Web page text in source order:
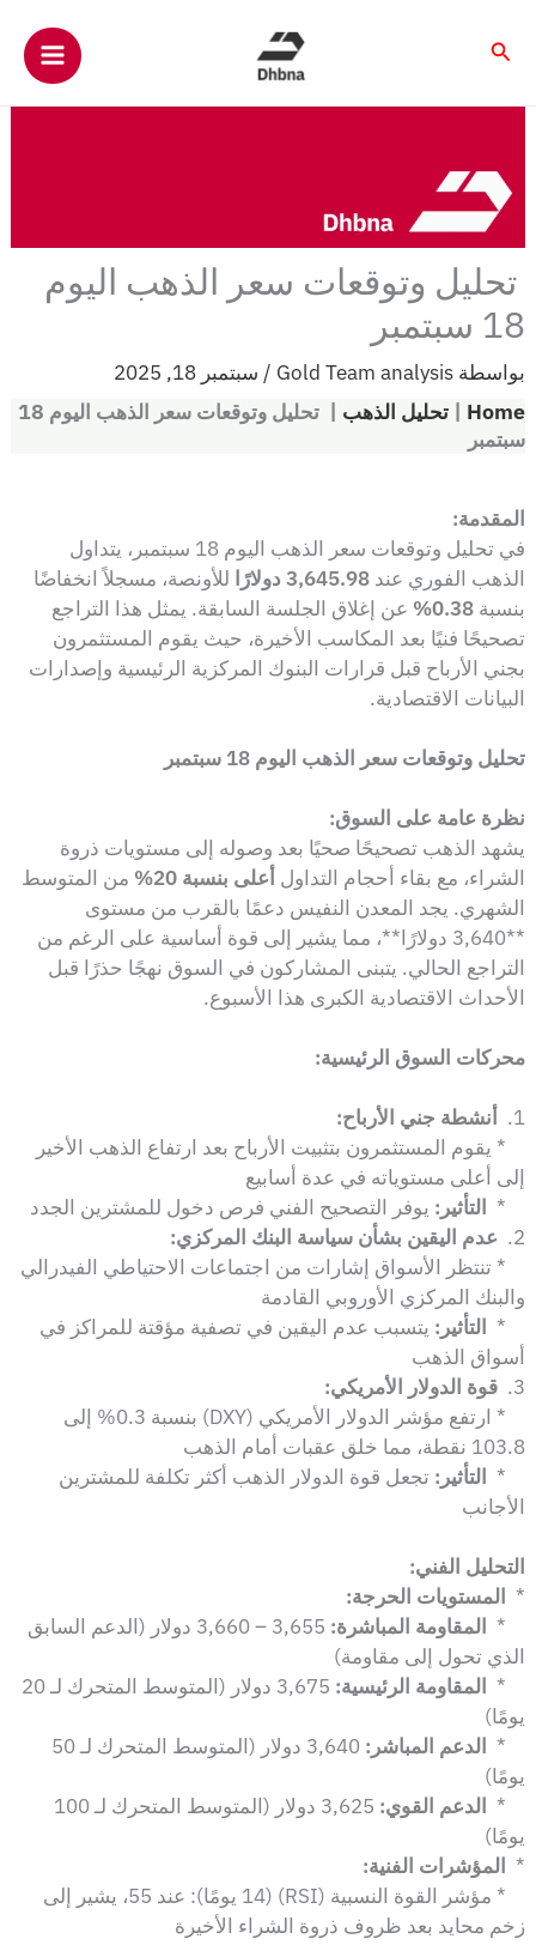
البحث
تحليل وتوقعات سعر الذهب اليوم
18 سبتمبر
بواسطة Gold Team analysis
/ سبتمبر 18, 2025
Home
|تحليل الذهب |
تحليل وتوقعات سعر الذهب اليوم 18
سبتمبر
المقدمة:
في تحليل وتوقعات سعر الذهب اليوم 18 سبتمبر، يتداول
الذهب الفوري عند 3,645.98 دولارًا
للأونصة، مسجلاً انخفاضًا
بنسبة 0.38%
عن إغلاق الجلسة السابقة. يمثل هذا التراجع
تصحيحًا فنيًا بعد المكاسب الأخيرة، حيث يقوم المستثمرون
بجني الأرباح قبل قرارات البنوك المركزية الرئيسية وإصدارات
البيانات الاقتصادية.
تحليل وتوقعات سعر الذهب اليوم 18 سبتمبر
نظرة عامة على السوق:
يشهد الذهب تصحيحًا صحيًا بعد وصوله إلى مستويات ذروة
الشراء، مع بقاء أحجام التداول أعلى بنسبة 20%
من المتوسط
الشهري. يجد المعدن النفيس دعمًا بالقرب من مستوى
**3,640 دولارًا**، مما يشير إلى قوة أساسية على الرغم من
التراجع الحالي. يتبنى المشاركون في السوق نهجًا حذرًا قبل
الأحداث الاقتصادية الكبرى هذا الأسبوع.
محركات السوق الرئيسية:
1.
أنشطة جني الأرباح:
* يقوم المستثمرون بتثبيت الأرباح بعد ارتفاع الذهب الأخير
إلى أعلى مستوياته في عدة أسابيع
* التأثير: يوفر التصحيح الفني فرص دخول للمشترين الجدد
2.
عدم اليقين بشأن سياسة البنك المركزي:
* تنتظر الأسواق إشارات من اجتماعات الاحتياطي الفيدرالي
والبنك المركزي الأوروبي القادمة
* التأثير: يتسبب عدم اليقين في تصفية مؤقتة للمراكز في
أسواق الذهب
3.
قوة الدولار الأمريكي:
* ارتفع مؤشر الدولار الأمريكي (DXY) بنسبة 0.3% إلى
103.8 نقطة، مما خلق عقبات أمام الذهب
* التأثير: تجعل قوة الدولار الذهب أكثر تكلفة للمشترين
الأجانب
التحليل الفني:
* المستويات الحرجة:
* المقاومة المباشرة:
3,655 – 3,660 دولار (الدعم السابق
الذي تحول إلى مقاومة)
* المقاومة الرئيسية:
3,675 دولار (المتوسط المتحرك لـ 20
يومًا)
* الدعم المباشر:
3,640 دولار (المتوسط المتحرك لـ 50
يومًا)
* الدعم القوي:
3,625 دولار (المتوسط المتحرك لـ 100
يومًا)
* المؤشرات الفنية:
* مؤشر القوة النسبية (RSI) (14 يومًا): عند 55، يشير إلى
زخم محايد بعد ظروف ذروة الشراء الأخيرة